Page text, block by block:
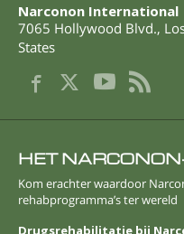
Narconon International
7065 Hollywood Blvd.,
States
HET
Kom erachter waardoor
rehabprogramma’s ter wereld
Drugsrehabilitatie bij